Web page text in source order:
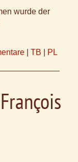
wurde der
TB PL